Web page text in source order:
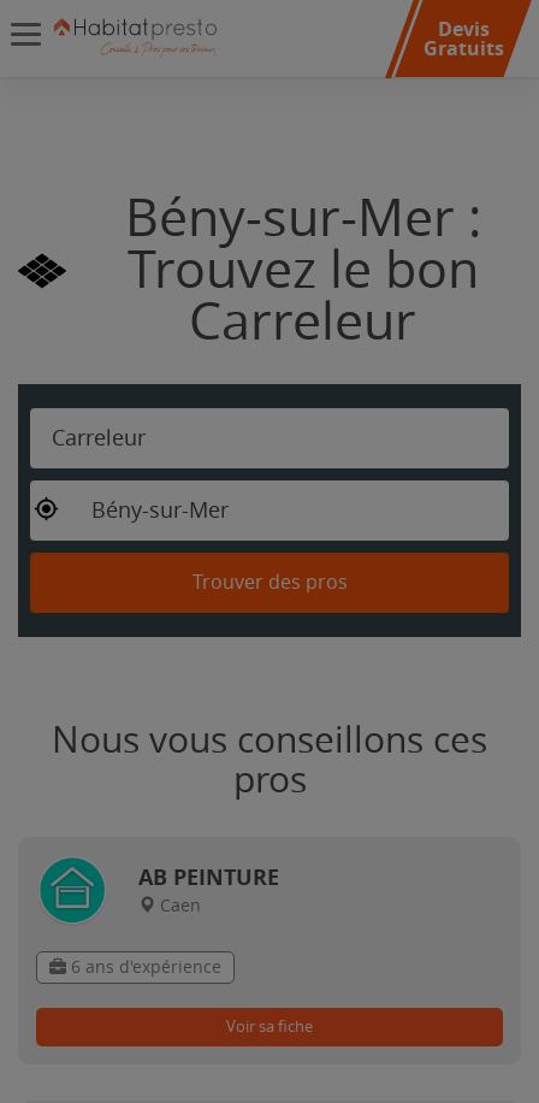
Devis
Gratuits
Bény-sur-Mer :
Trouvez le bon
Carreleur
Carreleur
Bény-sur-Mer
Trouver des pros
Nous vous conseillons ces
pros
AB PEINTURE
Caen
6 ans d'expérience
Voir sa fiche